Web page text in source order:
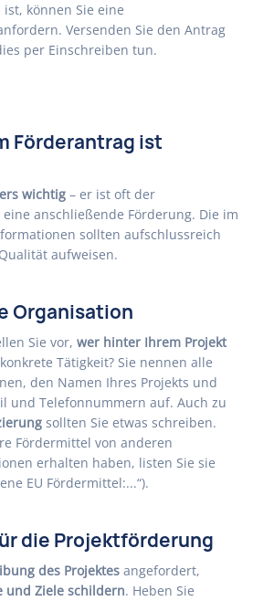
können Sie eine
Versenden Sie den Antrag
per Einschreiben tun.
Förderantrag ist
wichtig – er ist oft der
anschließende Förderung. Die im
sollten aufschlussreich
aufweisen.
Organisation
Sie vor, wer hinter Ihrem Projekt
Tätigkeit? Sie nennen alle
den Namen Ihres Projekts und
und Telefonnummern auf. Auch zu
sollten Sie etwas schreiben.
Fördermittel von anderen
erhalten haben, listen Sie sie
EU Fördermittel:...“).
die Projektförderung
des Projektes angefordert,
und Ziele schildern. Heben Sie